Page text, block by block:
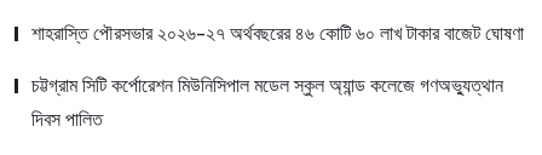
শাহরাস্তি পৌরসভার ২০২৬-২৭ অর্থবছরের ৪৬ কোটি ৬০ লাখ টাকার বাজেট ঘোষণা
চট্টগ্রাম সিটি কর্পোরেশন মিউনিসিপাল মডেল স্কুল অ্যান্ড কলেজে গণঅভ্যুত্থান
দিবস পালিত